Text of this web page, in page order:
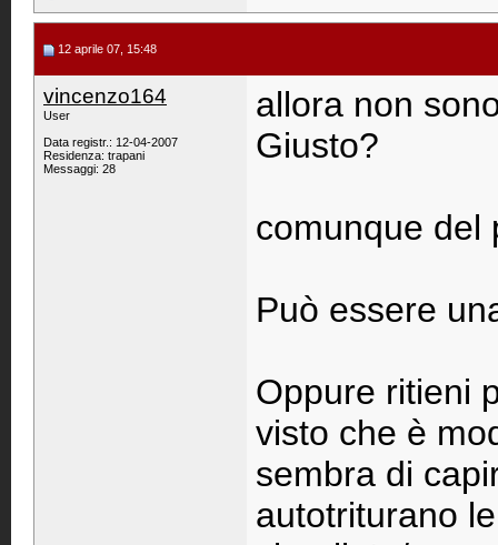
12 aprile 07, 15:48
vincenzo164
User
Data registr.: 12-04-2007
Residenza: trapani
Messaggi: 28
allora non
Giusto?
comunque del
Può essere
Oppure ritieni
visto che è
sembra di
autotriturano